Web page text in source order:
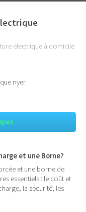
électrique à domicile
et une Borne?
et une borne de
essentiels : le coût et
la sécurité, les